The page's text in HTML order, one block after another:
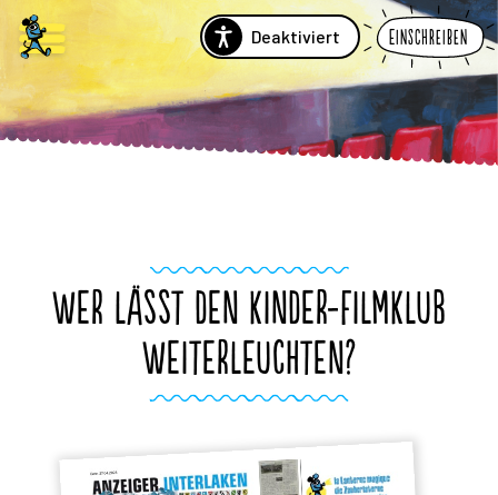
Deaktiviert Einschreiben
WER LÄSST DEN KINDER-FILMKLUB
WEITERLEUCHTEN?